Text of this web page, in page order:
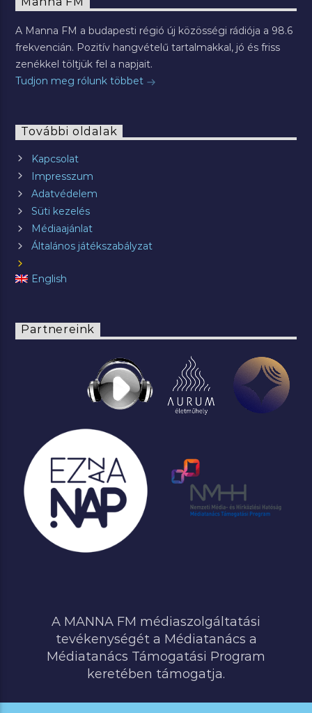
A Manna FM a budapesti régió új közösségi rádiója a 98.6
frekvencián. Pozitív hangvételű tartalmakkal, jó és friss
zenékkel töltjük fel a napjait.
Tudjon meg rólunk többet
További oldalak
Kapcsolat
Impresszum
Adatvédelem
Süti kezelés
Médiaajánlat
Általános játékszabályzat
English
Partnereink
A MANNA FM médiaszolgáltatási
tevékenységét a Médiatanács a
Médiatanács Támogatási Program
keretében támogatja.